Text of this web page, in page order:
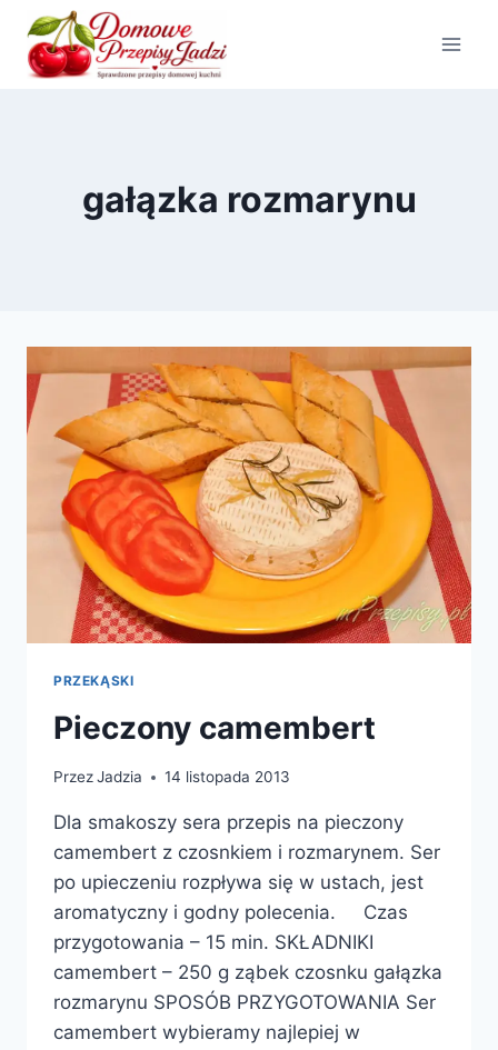
Przejdź
treści
gałązka rozmarynu
PRZEKĄSKI
Pieczony camembert
PrzezJadzia 14 listopada 2013
Dla smakoszy sera przepis na pieczony
camembert z czosnkiem i rozmarynem. Ser
po upieczeniu rozpływa się w ustach, jest
aromatyczny i godny polecenia. Czas
przygotowania – 15 min. SKŁADNIKI
camembert – 250 g ząbek czosnku gałązka
rozmarynu SPOSÓB PRZYGOTOWANIA Ser
camembert wybieramy najlepiej w